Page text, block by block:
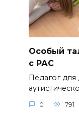
Особый
с РАС
Педагог для
0 791